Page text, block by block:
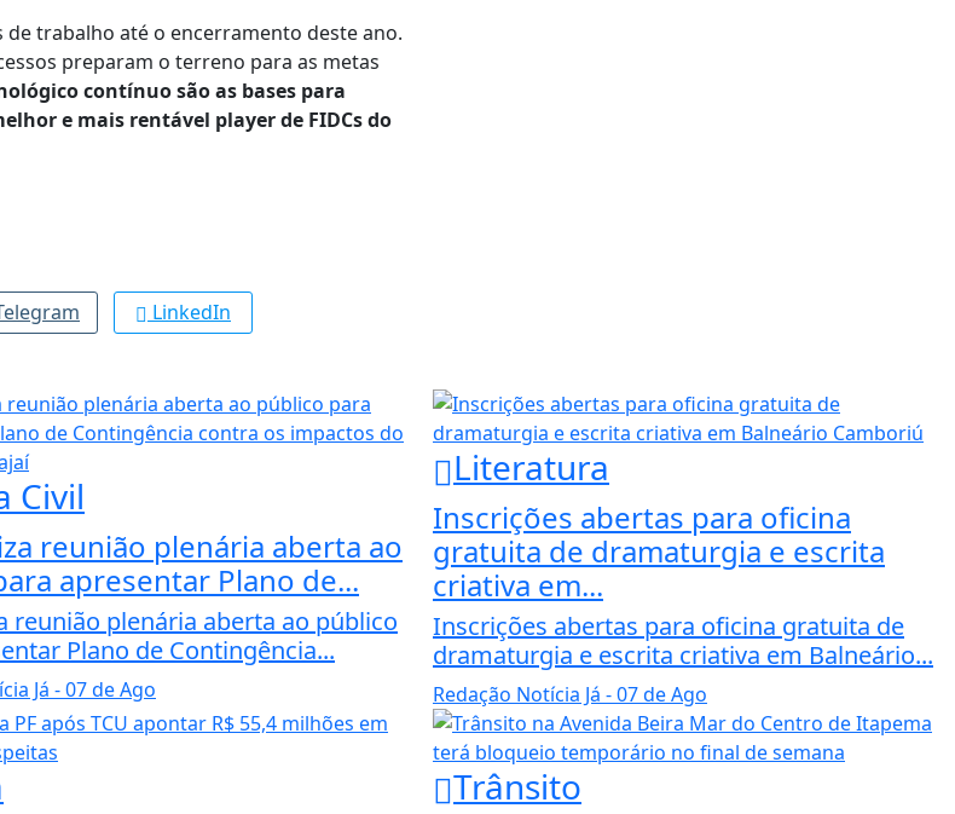
trabalho até o encerramento deste ano.
preparam o terreno para as metas
contínuo são as bases para
e mais rentável player de FIDCs do
LinkedIn
Civil
reunião plenária aberta ao
apresentar Plano de...
reunião plenária aberta ao público
Plano de Contingência...
Já - 07 de Ago
Literatura
Inscrições abertas para oficina
gratuita de dramaturgia e escrita
criativa em...
Inscrições abertas para oficina gratuita de
dramaturgia e escrita criativa em Balneário...
Redação Notícia Já - 07 de Ago
Trânsito